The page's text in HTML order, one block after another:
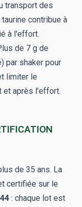
transport des
contribue à
à l'effort.
de 7 g de
par shaker pour
limiter le
et après l'effort.
de 35 ans. La
certifiée sur le
: chaque lot est